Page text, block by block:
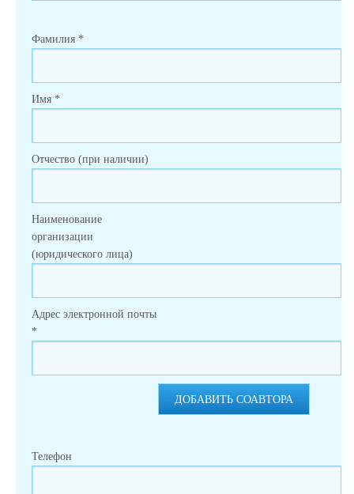
Фамилия *
Имя *
Отчество (при наличии)
Наименование
организации
(юридического лица)
Адрес электронной почты
*
ДОБАВИТЬ СОАВТОРА
Телефон